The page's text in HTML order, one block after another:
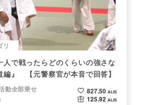
リ
人で戦ったらどのくらいの強さな
編』 【元警察官が本音で回答】
動全部乗せ
827.50 ALIS
125.92 ALIS